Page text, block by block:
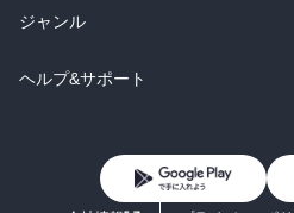
BL・TL
雑誌・グラビア
BL・TL
ラノベ
雑誌・グラビア
総合
ラノベ
ジャンル
コミック
ライトノベル
ヘルプ&サポート
よくあるご質問